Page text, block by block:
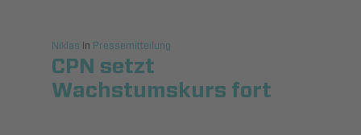
Niklas In Pressemitteilung
CPN setzt
Wachstumskurs fort